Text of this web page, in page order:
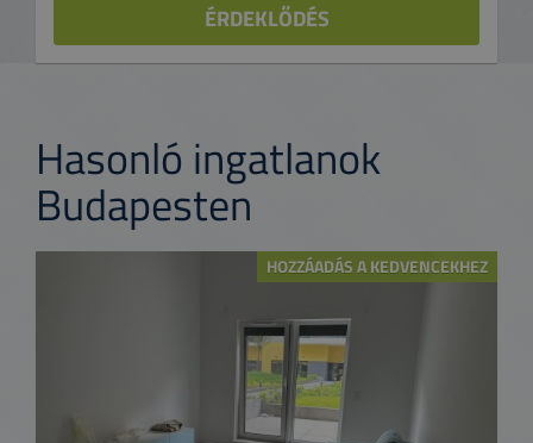
ÉRDEKLŐDÉS
Hasonló ingatlanok
Budapesten
HOZZÁADÁS A KEDVENCEKHEZ